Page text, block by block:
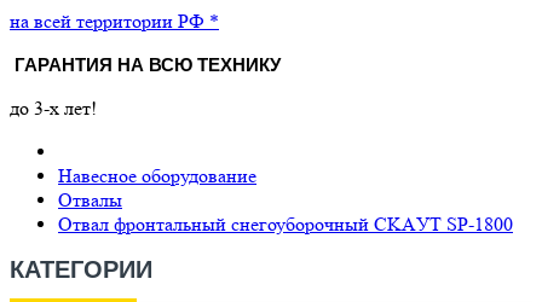
на всей территории РФ *
ГАРАНТИЯ НА ВСЮ ТЕХНИКУ
до 3-х лет!
Навесное оборудование
Отвалы
Отвал фронтальный снегоуборочный CKAУT SP-1800
КАТЕГОРИИ